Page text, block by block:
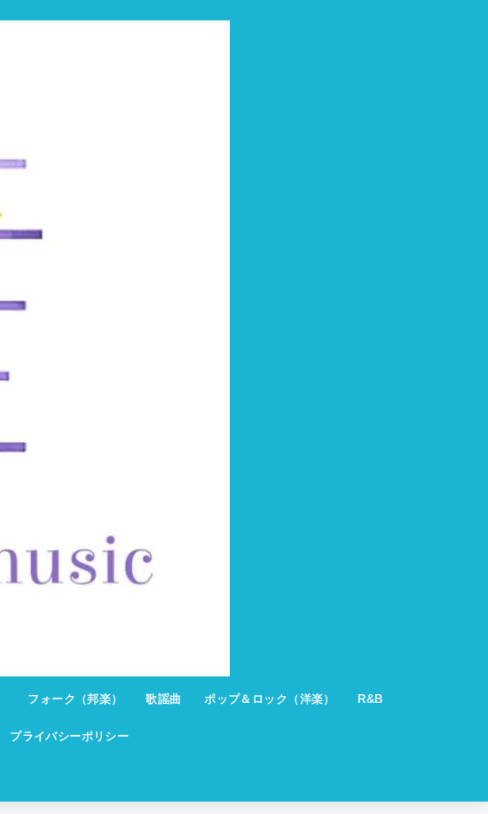
フォーク（邦楽） 歌謡曲 ポップ＆ロック（洋楽） R&B
プライバシーポリシー